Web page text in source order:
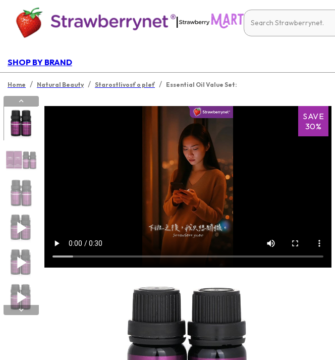
|
SHOP BY BRAND
Home / Natural Beauty / Starostlivosť o pleť / Essential Oil Value Set:
SAVE
30%